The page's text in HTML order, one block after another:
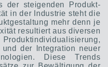
der steigenden Produkt-
in der Industrie steht die
mehr denn je
resultiert ausdiversen
der Integration neuer
Diese Trends